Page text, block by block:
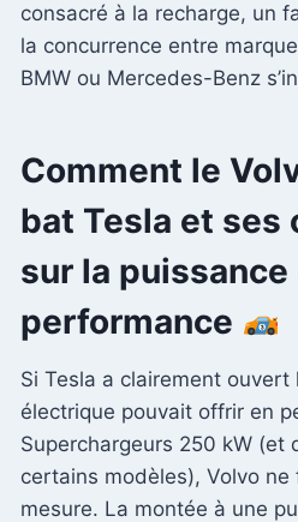
consacré à la recharge, un
la concurrence entre
BMW ou Mercedes-Benz
Comment le
bat Tesla et ses
sur la puissance
performance
Si Tesla a clairement ouvert
électrique pouvait offrir en
Superchargeurs 250 kW (et
certains modèles), Volvo
mesure. La montée à une